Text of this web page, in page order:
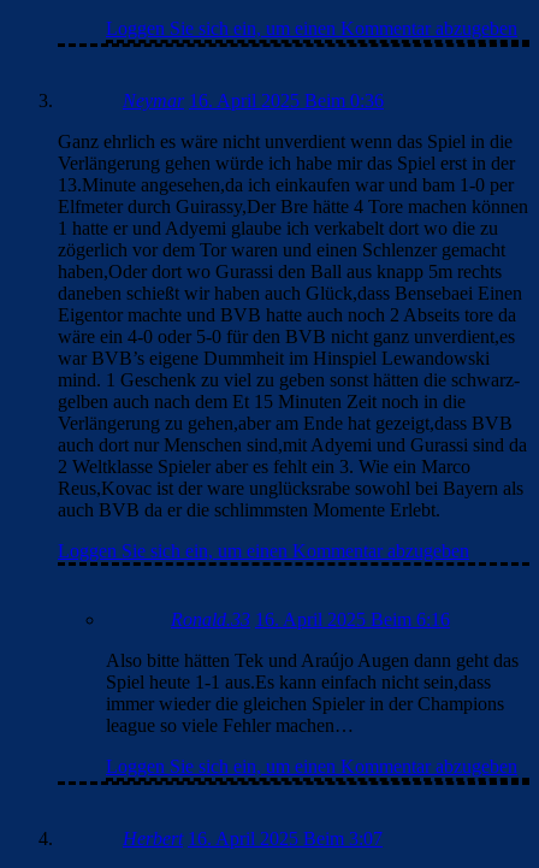
Loggen Sie sich ein, um einen Kommentar abzugeben
Neymar 16. April 2025 Beim 0:36
Ganz ehrlich es wäre nicht unverdient wenn das Spiel in die
Verlängerung gehen würde ich habe mir das Spiel erst in der
13.Minute angesehen,da ich einkaufen war und bam 1-0 per
Elfmeter durch Guirassy,Der Bre hätte 4 Tore machen können
1 hatte er und Adyemi glaube ich verkabelt dort wo die zu
zögerlich vor dem Tor waren und einen Schlenzer gemacht
haben,Oder dort wo Gurassi den Ball aus knapp 5m rechts
daneben schießt wir haben auch Glück,dass Bensebaei Einen
Eigentor machte und BVB hatte auch noch 2 Abseits tore da
wäre ein 4-0 oder 5-0 für den BVB nicht ganz unverdient,es
war BVB’s eigene Dummheit im Hinspiel Lewandowski
mind. 1 Geschenk zu viel zu geben sonst hätten die schwarz-
gelben auch nach dem Et 15 Minuten Zeit noch in die
Verlängerung zu gehen,aber am Ende hat gezeigt,dass BVB
auch dort nur Menschen sind,mit Adyemi und Gurassi sind da
2 Weltklasse Spieler aber es fehlt ein 3. Wie ein Marco
Reus,Kovac ist der ware unglücksrabe sowohl bei Bayern als
auch BVB da er die schlimmsten Momente Erlebt.
Loggen Sie sich ein, um einen Kommentar abzugeben
Ronald.33 16. April 2025 Beim 6:16
Also bitte hätten Tek und Araújo Augen dann geht das
Spiel heute 1-1 aus.Es kann einfach nicht sein,dass
immer wieder die gleichen Spieler in der Champions
league so viele Fehler machen…
Loggen Sie sich ein, um einen Kommentar abzugeben
Herbert 16. April 2025 Beim 3:07